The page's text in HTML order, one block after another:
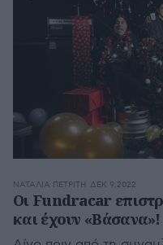
ΝΑΤΑΛΊΑ ΠΕΤΡΊΤΗ ΔΕΚ 9,2022
Οι Fundracar
και έχουν «Βάσανα»!